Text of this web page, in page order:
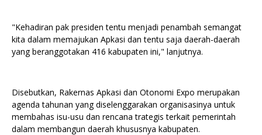
"Kehadiran pak presiden tentu menjadi penambah semangat
kita dalam memajukan Apkasi dan tentu saja daerah-daerah
yang beranggotakan 416 kabupaten ini," lanjutnya.
Disebutkan, Rakernas Apkasi dan Otonomi Expo merupakan
agenda tahunan yang diselenggarakan organisasinya untuk
membahas isu-usu dan rencana trategis terkait pemerintah
dalam membangun daerah khususnya kabupaten.